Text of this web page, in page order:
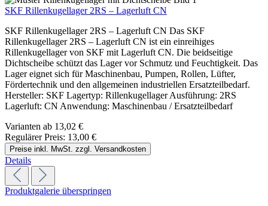
SKF Rillenkugellager 2RS – Lagerluft CN
SKF Rillenkugellager 2RS – Lagerluft CN Das SKF
Rillenkugellager 2RS – Lagerluft CN ist ein einreihiges
Rillenkugellager von SKF mit Lagerluft CN. Die beidseitige
Dichtscheibe schützt das Lager vor Schmutz und Feuchtigkeit. Das
Lager eignet sich für Maschinenbau, Pumpen, Rollen, Lüfter,
Fördertechnik und den allgemeinen industriellen Ersatzteilbedarf.
Hersteller: SKF Lagertyp: Rillenkugellager Ausführung: 2RS
Lagerluft: CN Anwendung: Maschinenbau / Ersatzteilbedarf
Varianten ab 13,02 €
Regulärer Preis: 13,00 €
Preise inkl. MwSt. zzgl. Versandkosten
Details
Produktgalerie überspringen